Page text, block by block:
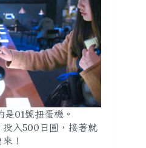
01號扭蛋機。
入500日圓，接著就
！